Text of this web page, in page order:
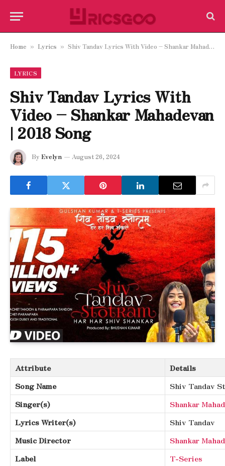
Home » Lyrics » Shiv Tandav Lyrics With Video – Shankar Mahadevan | 2018 Song
LYRICS
Shiv Tandav Lyrics With
Video – Shankar Mahadevan
| 2018 Song
By Evelyn August 26, 2024
Attribute
Details
Song Name
Shiv Tandav
Singer(s)
Shankar
Lyrics Writer(s)
Shiv Tandav
Music Director
Shankar
Label
T-Series